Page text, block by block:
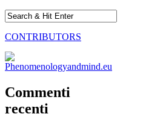
CONTRIBUTORS
Commenti
recenti